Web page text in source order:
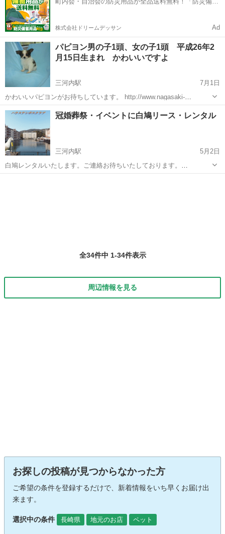
株式会社ドリームデッサン Ad
パピヨン男の子1頭、女の子1頭 平成26年2
月15日生まれ かわいいですよ
三河内駅
7月1日
かわいいパピヨンがお待ちしています。 http://www.nagasaki-
hato.net/pi-tikupa-tiku/index.html 事業者の氏名又は名称 株式会社東
光テクノ 代表取締役 田中和美 ...
長崎 佐世保市 三河内駅 ペットショップ
冠婚葬祭・イベントに白鳩リース・レンタル
三河内駅
5月2日
白鳩レンタルいたします。ご連絡お待ちいたしております。
http://www.nagasaki-hato.net/pi-tikupa-tiku/index.html 事業者の氏名又
全34件中 1-34件表示
周辺情報を見る
お探しの投稿が見つからなかった方
ご希望の条件を登録するだけで、新着情報をいち早くお届け出
来ます。
選択中の条件 長崎県 地元のお店 ペット